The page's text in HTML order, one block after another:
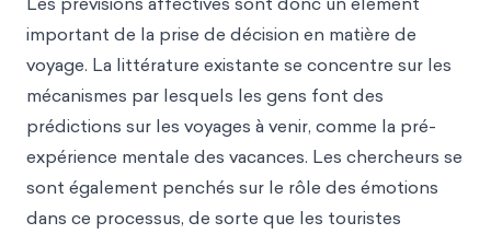
important de la prise de décision en matière de
voyage. La littérature existante se concentre sur les
mécanismes par lesquels les gens font des
prédictions sur les voyages à venir, comme la pré-
expérience mentale des vacances. Les chercheurs se
sont également penchés sur le rôle des émotions
dans ce processus, de sorte que les touristes